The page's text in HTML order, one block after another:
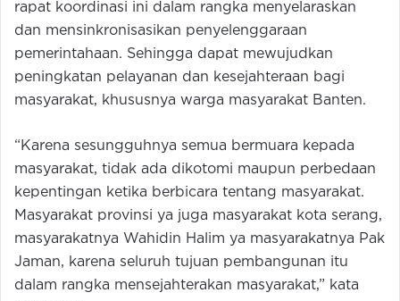
rapat koordinasi ini dalam rangka menyelaraskan
dan mensinkronisasikan penyelenggaraan
pemerintahaan. Sehingga dapat mewujudkan
peningkatan pelayanan dan kesejahteraan bagi
masyarakat, khususnya warga masyarakat Banten.
“Karena sesungguhnya semua bermuara kepada
masyarakat, tidak ada dikotomi maupun perbedaan
kepentingan ketika berbicara tentang masyarakat.
Masyarakat provinsi ya juga masyarakat kota serang,
masyarakatnya Wahidin Halim ya masyarakatnya Pak
Jaman, karena seluruh tujuan pembangunan itu
dalam rangka mensejahterakan masyarakat,” kata